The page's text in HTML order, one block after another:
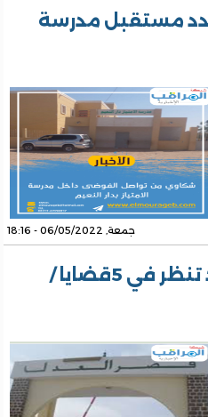
مستقبل مدرسة
جمعة, 06/05/2022 - 18:16
محكمة جرائم الفساد تنظر في 5قضايا /